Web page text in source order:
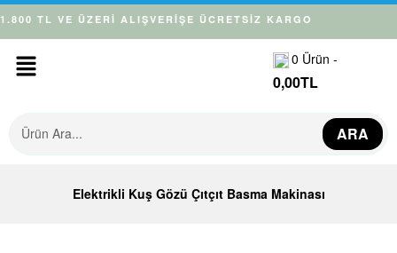
1.800 TL VE ÜZERİ ALIŞVERİŞE ÜCRETSİZ KARGO
0 Ürün -
0,00TL
ARA
Elektrikli Kuş Gözü Çıtçıt Basma Makinası